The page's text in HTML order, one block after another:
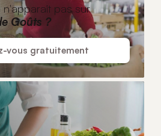
pas sur
Goûts ?
vous gratuitement